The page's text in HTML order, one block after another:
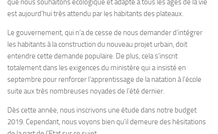
que nous souhaitons écologique et adapté à tous les âges de la vie
est aujourd’hui très attendu par les habitants des plateaux.
Le gouvernement, qui n’a de cesse de nous demander d’intégrer
les habitants à la construction du nouveau projet urbain, doit
entendre cette demande populaire. De plus, cela s’inscrit
totalement dans les exigences du ministère qui a insisté en
septembre pour renforcer l’apprentissage de la natation à l’école
suite aux très nombreuses noyades de l’été dernier.
Dès cette année, nous inscrivons une étude dans notre budget
2019. Cependant, nous voyons bien qu’il demeure des hésitations